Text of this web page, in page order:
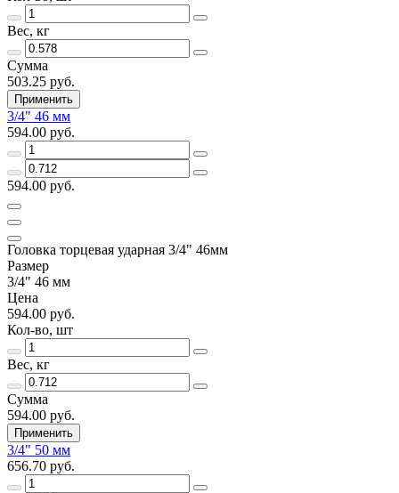
Вес, кг
Сумма
503.25 руб.
Применить
3/4" 46 мм
594.00 руб.
594.00 руб.
Головка торцевая ударная 3/4" 46мм
Размер
3/4" 46 мм
Цена
594.00 руб.
Кол-во, шт
Вес, кг
Сумма
594.00 руб.
Применить
3/4" 50 мм
656.70 руб.